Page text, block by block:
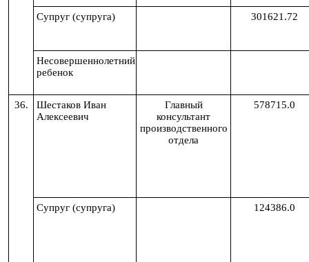
Супруг (супруга) 301621.72
Несовершеннолетний
ребенок
36.
Шестаков Иван
Алексеевич
Главный
консультант
производственного
отдела
578715.0
Супруг (супруга) 124386.0